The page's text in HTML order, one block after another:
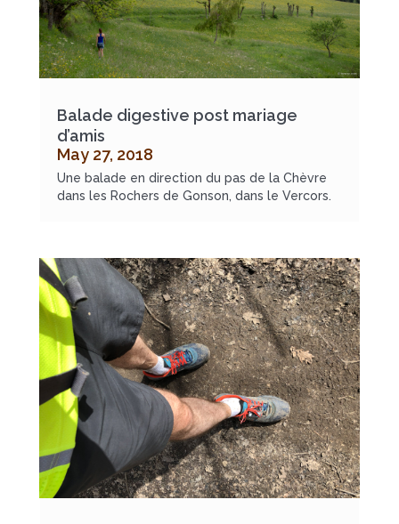
Balade digestive post mariage
d’amis
May 27, 2018
Une balade en direction du pas de la Chèvre
dans les Rochers de Gonson, dans le Vercors.